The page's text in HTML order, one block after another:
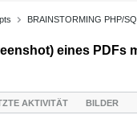
BRAINSTORMING PHP/
eines PDFs
AKTIVITÄT BILDER